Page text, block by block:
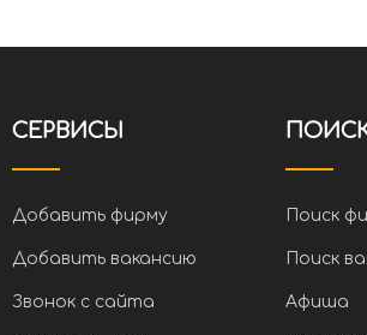
СЕРВИСЫ
Добавить фирму
Добавить вакансию
Звонок с сайта
Поиск
Поиск
Афиша